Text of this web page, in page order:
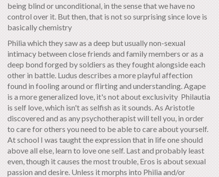
being blind or unconditional, in the sense that we have no
control over it. But then, that is not so surprising since love is
basically chemistry
Philia which they saw as a deep but usually non-sexual
intimacy between close friends and family members or as a
deep bond forged by soldiers as they fought alongside each
other in battle. Ludus describes a more playful affection
found in fooling around or flirting and understanding. Agape
is a more generalized love, it's not about exclusivity Philautia
is self love, which isn't as selfish as it sounds. As Aristotle
discovered and as any psychotherapist will tell you, in order
to care for others you need to be able to care about yourself.
At school I was taught the expression that in life one should
above all else, learn to love one self. Last and probably least
even, though it causes the most trouble, Eros is about sexual
passion and desire. Unless it morphs into Philia and/or